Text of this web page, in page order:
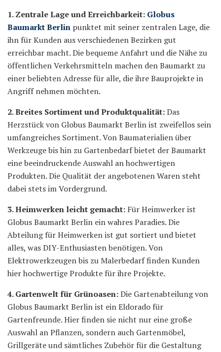
1. Zentrale Lage und Erreichbarkeit: Globus
Baumarkt Berlin punktet mit seiner zentralen Lage, die
ihn für Kunden aus verschiedenen Bezirken gut
erreichbar macht. Die bequeme Anfahrt und die Nähe zu
öffentlichen Verkehrsmitteln machen den Baumarkt zu
einer beliebten Adresse für alle, die ihre Bauprojekte in
Angriff nehmen möchten.
2. Breites Sortiment und Produktqualität:Das
Herzstück von Globus Baumarkt Berlin ist zweifellos sein
umfangreiches Sortiment. Von Baumaterialien über
Werkzeuge bis hin zu Gartenbedarf bietet der Baumarkt
eine beeindruckende Auswahl an hochwertigen
Produkten. Die Qualität der angebotenen Waren steht
dabei stets im Vordergrund.
3. Heimwerken leicht gemacht: Für Heimwerker ist
Globus Baumarkt Berlin ein wahres Paradies. Die
Abteilung für Heimwerken ist gut sortiert und bietet
alles, was DIY-Enthusiasten benötigen. Von
Elektrowerkzeugen bis zu Malerbedarf finden Kunden
hier hochwertige Produkte für ihre Projekte.
4. Gartenwelt für Grünoasen:Die Gartenabteilung von
Globus Baumarkt Berlin ist ein Eldorado für
Gartenfreunde. Hier finden sie nicht nur eine große
Auswahl an Pflanzen, sondern auch Gartenmöbel,
Grillgeräte und sämtliches Zubehör für die Gestaltung